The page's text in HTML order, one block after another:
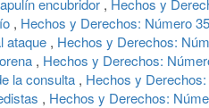
encubridor , Hechos y
, Hechos y Derechos: Número
ataque , Hechos y Derechos:
, Hechos y Derechos:
la consulta , Hechos y
, Hechos y Derechos: